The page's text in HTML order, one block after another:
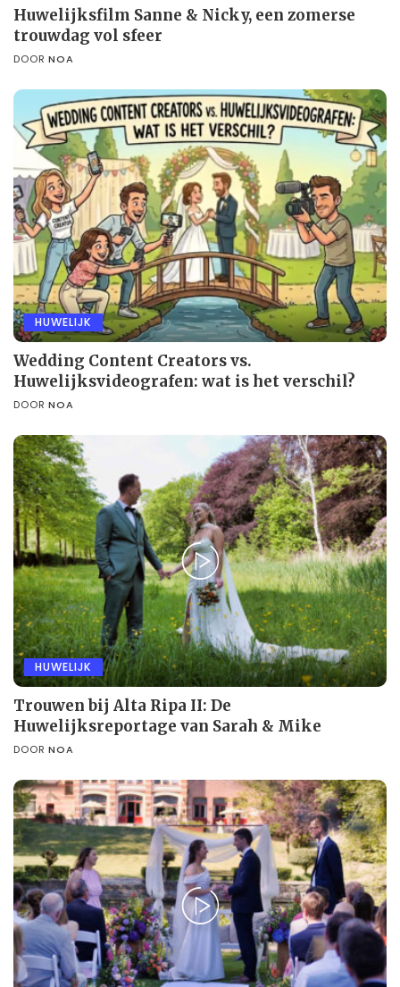
Huwelijksfilm Sanne & Nicky, een zomerse
trouwdag vol sfeer
DOOR NOA
HUWELIJK
Wedding Content Creators vs.
Huwelijksvideografen: wat is het verschil?
DOOR NOA
HUWELIJK
Trouwen bij Alta Ripa II: De
Huwelijksreportage van Sarah & Mike
DOOR NOA